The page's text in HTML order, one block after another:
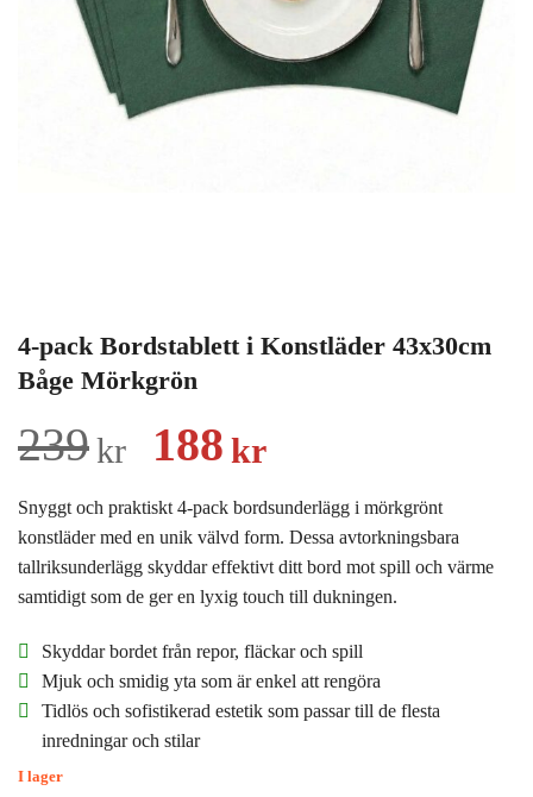
4-pack Bordstablett i Konstläder 43x30cm
Båge Mörkgrön
239kr
Det
ursprungliga
priset
var:
239kr.
188 krDet
nuvarande
priset
är:
188kr.
Snyggt och praktiskt 4-pack bordsunderlägg i mörkgrönt
konstläder med en unik välvd form. Dessa avtorkningsbara
tallriksunderlägg skyddar effektivt ditt bord mot spill och värme
samtidigt som de ger en lyxig touch till dukningen.
Skyddar bordet från repor, fläckar och spill
Mjuk och smidig yta som är enkel att rengöra
Tidlös och sofistikerad estetik som passar till de flesta
inredningar och stilar
I lager